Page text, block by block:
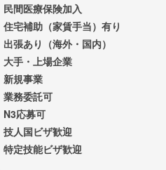
民間医療保険加入
住宅補助（家賃手当）有り
出張あり（海外・国内）
大手・上場企業
新規事業
業務委託可
N3応募可
技人国ビザ歓迎
特定技能ビザ歓迎